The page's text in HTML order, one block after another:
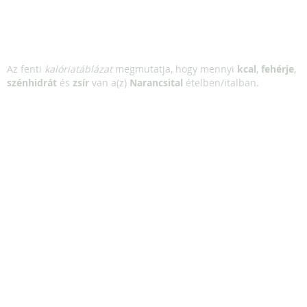
Az fenti kalóriatáblázatmegmutatja, hogy mennyi kcal, fehérje,
szénhidrát és zsír van a(z) Narancsital ételben/italban.